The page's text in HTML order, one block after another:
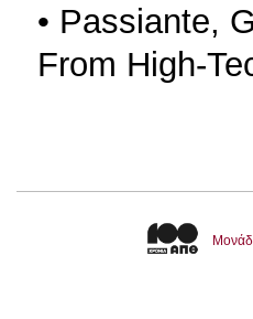
• Passiante,
From High-